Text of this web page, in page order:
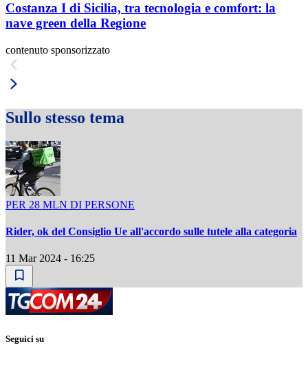
Costanza I di Sicilia, tra tecnologia e comfort: la
nave green della Regione
contenuto sponsorizzato
Sullo stesso tema
PER 28 MLN DI PERSONE
Rider, ok del Consiglio Ue all'accordo sulle tutele alla categoria
11 Mar 2024 - 16:25
Seguici su